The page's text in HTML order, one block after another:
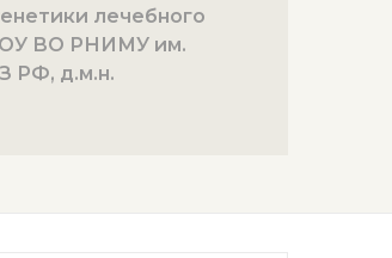
лечебного
ВО РНИМУ им.
РФ, д.м.н.